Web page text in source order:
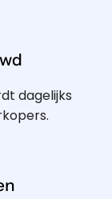
dagelijks